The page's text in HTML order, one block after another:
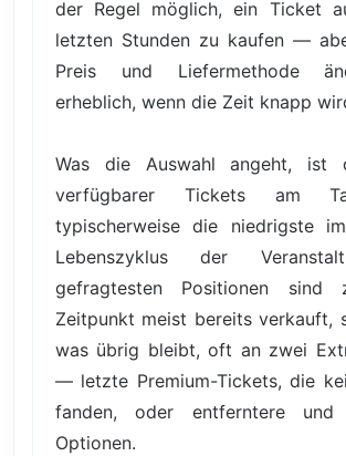
der Regel möglich, ein Ticket
letzten Stunden zu kaufen —
Preis und Liefermethode
erheblich, wenn die Zeit knapp
Was die Auswahl angeht, ist
verfügbarer Tickets am
typischerweise die niedrigste
Lebenszyklus der
gefragtesten Positionen sind
Zeitpunkt meist bereits verkauft,
was übrig bleibt, oft an zwei
— letzte Premium-Tickets, die
fanden, oder entferntere und
Optionen.